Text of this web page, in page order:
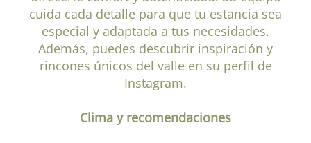
cuida cada detalle para que tu estancia sea
especial y adaptada a tus necesidades.
Además, puedes descubrir inspiración y
rincones únicos del valle en su perfil de
Instagram.
Clima y recomendaciones